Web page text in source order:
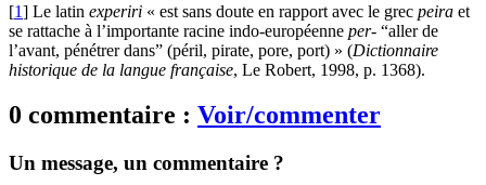
[1] Le latin experiri « est sans doute en rapport avec le grec peira et
se rattache à l’importante racine indo-européenne per- “aller de
l’avant, pénétrer dans” (péril, pirate, pore, port) » (Dictionnaire
historique de la langue française, Le Robert, 1998, p. 1368).
0 commentaire : Voir/commenter
Un message, un commentaire ?